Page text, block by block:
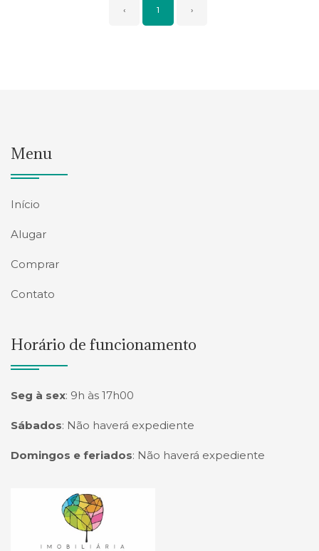
‹ 1 ›
Menu
Início
Alugar
Comprar
Contato
Horário de funcionamento
Seg à sex: 9h às 17h00
Sábados: Não haverá expediente
Domingos e feriados: Não haverá expediente
Página inicial